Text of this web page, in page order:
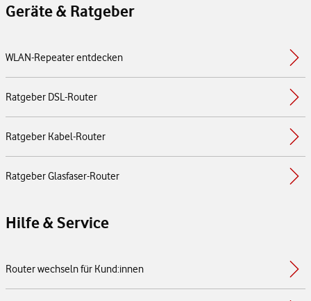
Geräte & Ratgeber
WLAN-Repeater entdecken
Ratgeber DSL-Router
Ratgeber Kabel-Router
Ratgeber Glasfaser-Router
Hilfe & Service
Router wechseln für Kund:innen